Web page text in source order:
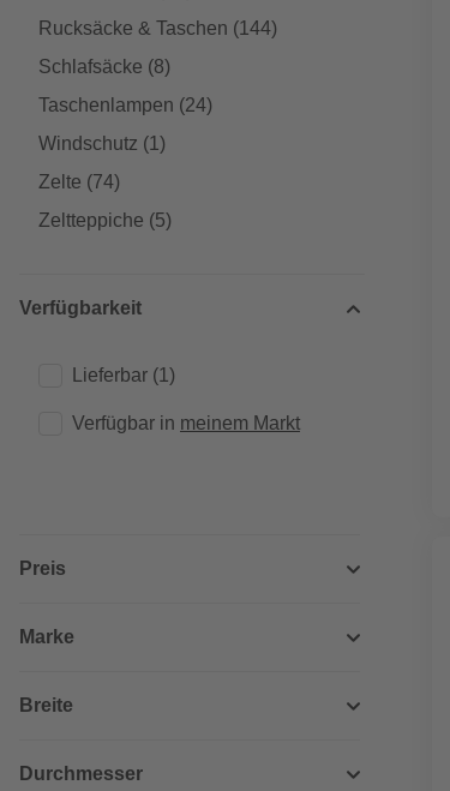
Rucksäcke & Taschen (144)
Schlafsäcke (8)
Taschenlampen (24)
Windschutz (1)
Zelte (74)
Zeltteppiche (5)
Verfügbarkeit
Lieferbar (1)
Verfügbar in meinem Markt
Preis
Marke
Breite
Durchmesser